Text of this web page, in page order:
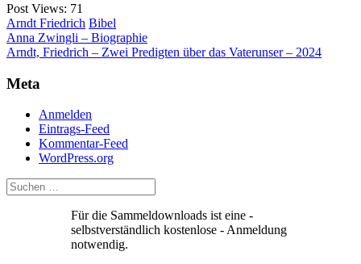
Post Views: 71
Arndt Friedrich Bibel
Beitragsnavigation
Anna Zwingli – Biographie
Arndt, Friedrich – Zwei Predigten über das Vaterunser – 2024
Meta
Anmelden
Eintrags-Feed
Kommentar-Feed
WordPress.org
Für die Sammeldownloads ist eine -
selbstverständlich kostenlose - Anmeldung
notwendig.